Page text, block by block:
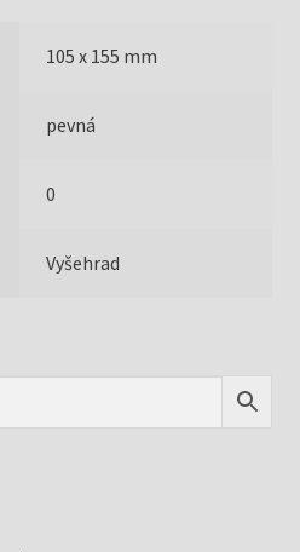
105 x 155 mm
pevná
0
Vyšehrad